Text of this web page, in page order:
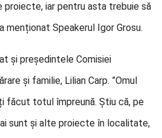
proiecte, iar pentru asta trebuie să
menționat Speakerul Igor Grosu.
și președintele Comisiei
și familie, Lilian Carp. ”Omul
făcut totul împreună. Știu că, pe
sunt și alte proiecte în localitate,